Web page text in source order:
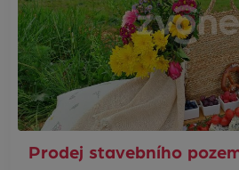
Prodej stavebního